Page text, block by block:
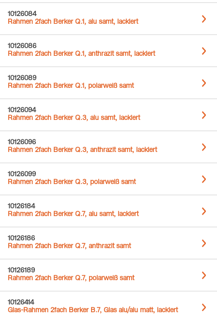
10126084
Rahmen 2fach Berker Q.1, alu samt, lackiert
10126086
Rahmen 2fach Berker Q.1, anthrazit samt, lackiert
10126089
Rahmen 2fach Berker Q.1, polarweiß samt
10126094
Rahmen 2fach Berker Q.3, alu samt, lackiert
10126096
Rahmen 2fach Berker Q.3, anthrazit samt, lackiert
10126099
Rahmen 2fach Berker Q.3, polarweiß samt
10126184
Rahmen 2fach Berker Q.7, alu samt, lackiert
10126186
Rahmen 2fach Berker Q.7, anthrazit samt
10126189
Rahmen 2fach Berker Q.7, polarweiß samt
10126414
Glas-Rahmen 2fach Berker B.7, Glas alu/alu matt, lackiert